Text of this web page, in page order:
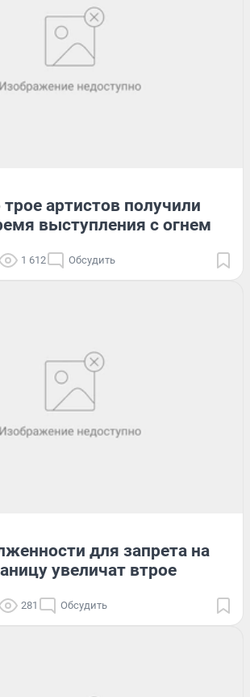
артистов получили
выступления с огнем
1 612 Обсудить
для запрета на
увеличат втрое
281 Обсудить